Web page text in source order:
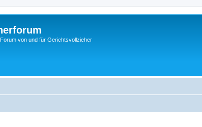
von und für Gerichtsvollzieher